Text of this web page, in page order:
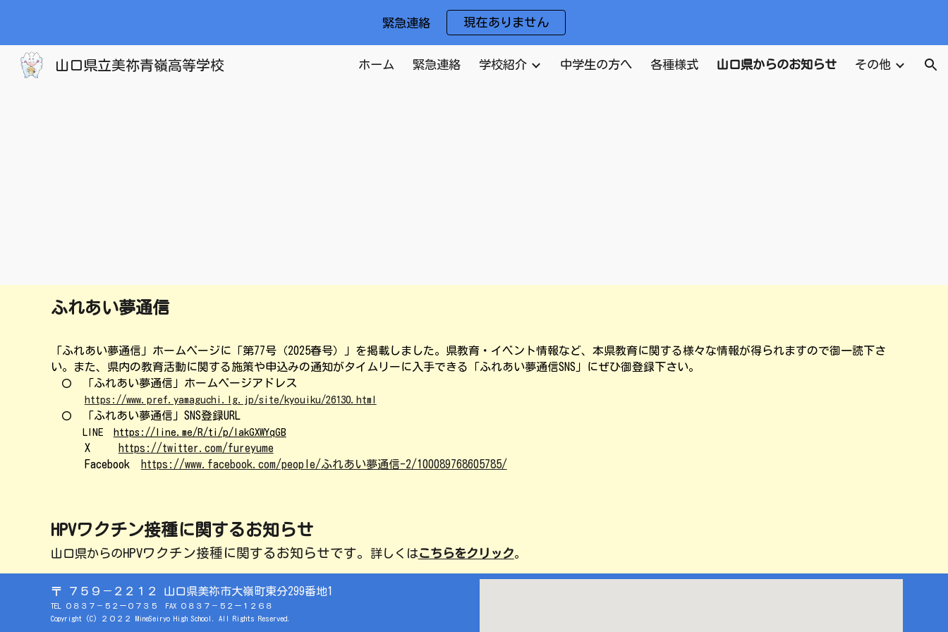
Skip to main content緊急連絡 現在ありません
山口県立美祢青嶺高等学校 ホーム 緊急連絡 学校紹介 中学生の方へ 各種様式 山口県からのお知らせ その他
ふれあい夢通信
「ふれあい夢通信」ホームページに「第77号（2025春号）」を掲載しました。県教育・イベント情報など、本県教育に関する様々な情報が得られますので御一読下さ
い。また、県内の教育活動に関する施策や申込みの通知がタイムリーに入手できる「ふれあい夢通信SNS 」にぜひ御登録下さい。
〇 「ふれあい夢通信」ホームページアドレス
https://www.pref.yamaguchi.lg.jp/site/kyouiku/26130.html
〇
「ふれあい夢通信」 SNS登録URL
LINE https://line.me/R/ti/p/lakGXWYqGB
X
https://twitter.com/fureyume
Facebook
https://www.facebook.com/people/ふれあい夢通信-2/100089768605785/
HPVワクチン接種に関するお知らせ
山口県からのHPVワクチン接種に関するお知らせです。 詳しくはこちらをクリック。
〒 ７５９－２２１２ 山口県美祢市大嶺町東分299番地1
TEL ０８３７－ ５２ー０７３５ FAX ０８３７－５２ー １２６８
Copyright (C) ２０２２ MineSeiryoHigh School. All Rights Reserved.